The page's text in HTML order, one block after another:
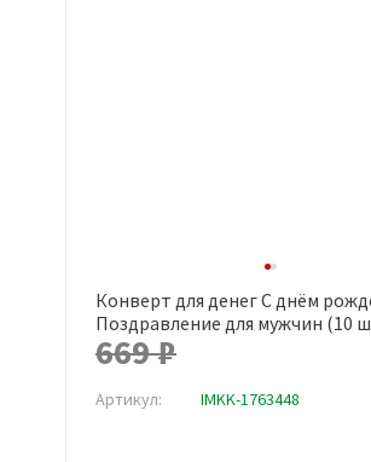
Конверт для денег С днём
Поздравление для мужчин (10
упаковке, 1533-10)
669 ₽
Артикул: IMKK-1763448